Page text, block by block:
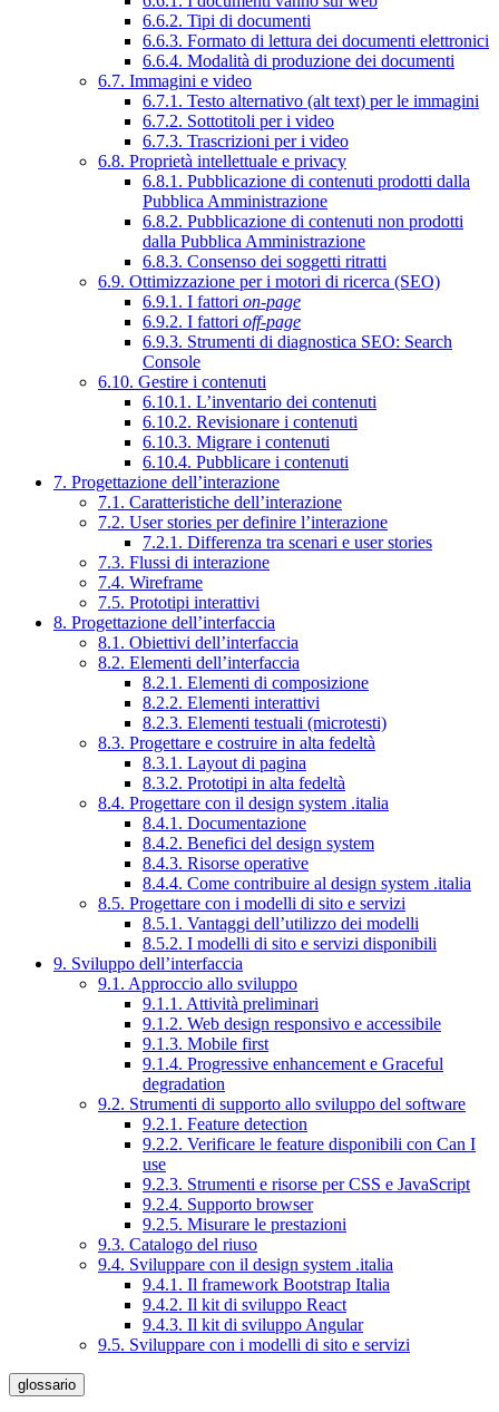
6.6.2. Tipi di documenti
6.6.3. Formato di lettura dei documenti elettronici
6.6.4. Modalità di produzione dei documenti
6.7. Immagini e video
6.7.1. Testo alternativo (alt text) per le immagini
6.7.2. Sottotitoli per i video
6.7.3. Trascrizioni per i video
6.8. Proprietà intellettuale e privacy
6.8.1. Pubblicazione di contenuti prodotti dalla
Pubblica Amministrazione
6.8.2. Pubblicazione di contenuti non prodotti
dalla Pubblica Amministrazione
6.8.3. Consenso dei soggetti ritratti
6.9. Ottimizzazione per i motori di ricerca (SEO)
6.9.1. I fattori on-page
6.9.2. I fattori off-page
6.9.3. Strumenti di diagnostica SEO: Search
Console
6.10. Gestire i contenuti
6.10.1. L’inventario dei contenuti
6.10.2. Revisionare i contenuti
6.10.3. Migrare i contenuti
6.10.4. Pubblicare i contenuti
7. Progettazione dell’interazione
7.1. Caratteristiche dell’interazione
7.2. User stories per definire l’interazione
7.2.1. Differenza tra scenari e user stories
7.3. Flussi di interazione
7.4. Wireframe
7.5. Prototipi interattivi
8. Progettazione dell’interfaccia
8.1. Obiettivi dell’interfaccia
8.2. Elementi dell’interfaccia
8.2.1. Elementi di composizione
8.2.2. Elementi interattivi
8.2.3. Elementi testuali (microtesti)
8.3. Progettare e costruire in alta fedeltà
8.3.1. Layout di pagina
8.3.2. Prototipi in alta fedeltà
8.4. Progettare con il design system .italia
8.4.1. Documentazione
8.4.2. Benefici del design system
8.4.3. Risorse operative
8.4.4. Come contribuire al design system .italia
8.5. Progettare con i modelli di sito e servizi
8.5.1. Vantaggi dell’utilizzo dei modelli
8.5.2. I modelli di sito e servizi disponibili
9. Sviluppo dell’interfaccia
9.1. Approccio allo sviluppo
9.1.1. Attività preliminari
9.1.2. Web design responsivo e accessibile
9.1.3. Mobile first
9.1.4. Progressive enhancement e Graceful
degradation
9.2. Strumenti di supporto allo sviluppo del software
9.2.1. Feature detection
9.2.2. Verificare le feature disponibili con Can I
use
9.2.3. Strumenti e risorse per CSS e JavaScript
9.2.4. Supporto browser
9.2.5. Misurare le prestazioni
9.3. Catalogo del riuso
9.4. Sviluppare con il design system .italia
9.4.1. Il framework Bootstrap Italia
9.4.2. Il kit di sviluppo React
9.4.3. Il kit di sviluppo Angular
9.5. Sviluppare con i modelli di sito e servizi
glossario